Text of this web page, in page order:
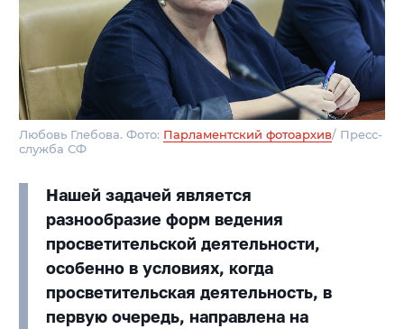
Любовь Глебова. Фото: Парламентский фотоархив/ Пресс-
служба СФ
Нашей задачей является
разнообразие форм ведения
просветительской деятельности,
особенно в условиях, когда
просветительская деятельность, в
первую очередь, направлена на